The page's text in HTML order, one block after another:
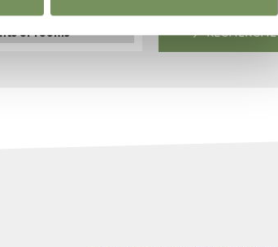
RECHERCHE